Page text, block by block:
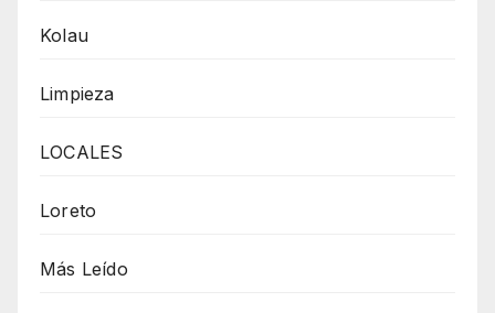
Kolau
Limpieza
LOCALES
Loreto
Más Leído